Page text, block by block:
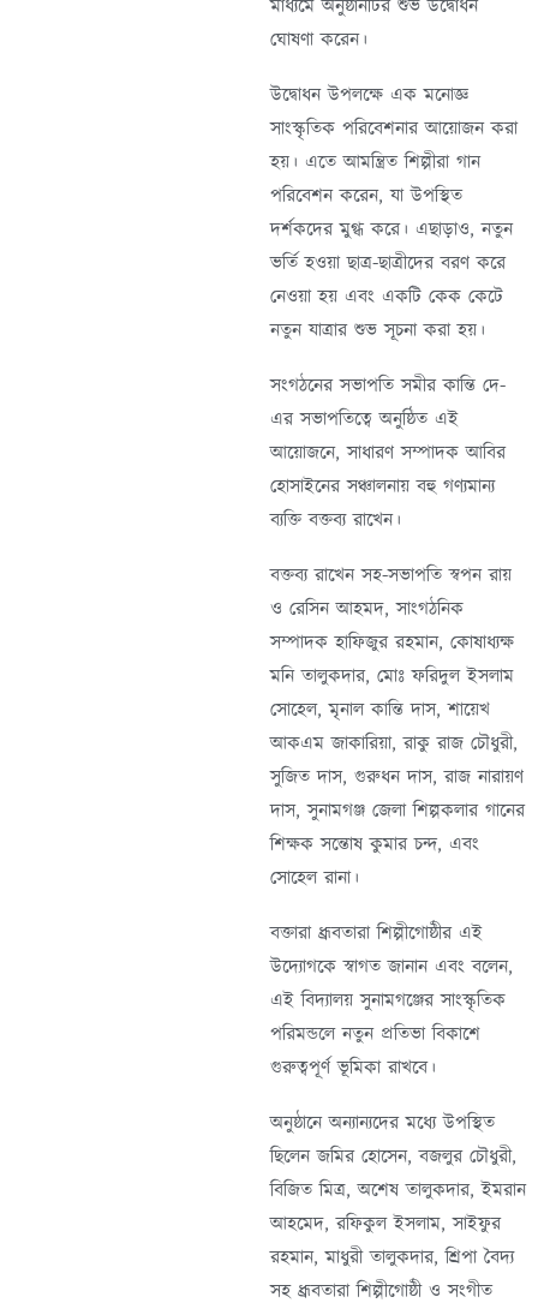
মাধ্যমে অনুষ্ঠানটির শুভ উদ্বোধন
ঘোষণা করেন।
উদ্বোধন উপলক্ষে এক মনোজ্ঞ
সাংস্কৃতিক পরিবেশনার আয়োজন করা
হয়। এতে আমন্ত্রিত শিল্পীরা গান
পরিবেশন করেন, যা উপস্থিত
দর্শকদের মুগ্ধ করে। এছাড়াও, নতুন
ভর্তি হওয়া ছাত্র-ছাত্রীদের বরণ করে
নেওয়া হয় এবং একটি কেক কেটে
নতুন যাত্রার শুভ সূচনা করা হয়।
সংগঠনের সভাপতি সমীর কান্তি দে-
এর সভাপতিত্বে অনুষ্ঠিত এই
আয়োজনে, সাধারণ সম্পাদক আবির
হোসাইনের সঞ্চালনায় বহু গণ্যমান্য
ব্যক্তি বক্তব্য রাখেন।
বক্তব্য রাখেন সহ-সভাপতি স্বপন রায়
ও রেসিন আহমদ, সাংগঠনিক
সম্পাদক হাফিজুর রহমান, কোষাধ্যক্ষ
মনি তালুকদার, মোঃ ফরিদুল ইসলাম
সোহেল, মৃনাল কান্তি দাস, শায়েখ
আকএম জাকারিয়া, রাকু রাজ চৌধুরী,
সুজিত দাস, গুরুধন দাস, রাজ নারায়ণ
দাস, সুনামগঞ্জ জেলা শিল্পকলার গানের
শিক্ষক সন্তোষ কুমার চন্দ, এবং
সোহেল রানা।
বক্তারা ধ্রূবতারা শিল্পীগোষ্ঠীর এই
উদ্যোগকে স্বাগত জানান এবং বলেন,
এই বিদ্যালয় সুনামগঞ্জের সাংস্কৃতিক
পরিমন্ডলে নতুন প্রতিভা বিকাশে
গুরুত্বপূর্ণ ভূমিকা রাখবে।
অনুষ্ঠানে অন্যান্যদের মধ্যে উপস্থিত
ছিলেন জমির হোসেন, বজলুর চৌধুরী,
বিজিত মিত্র, অশেষ তালুকদার, ইমরান
আহমেদ, রফিকুল ইসলাম, সাইফুর
রহমান, মাধুরী তালুকদার, শ্রিপা বৈদ্য
সহ ধ্রূবতারা শিল্পীগোষ্ঠী ও সংগীত